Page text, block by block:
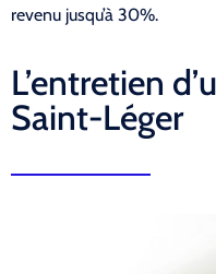
revenu jusqu’à 30%.
L’entretien
Saint-Léger